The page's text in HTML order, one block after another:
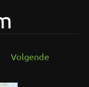
Volgende